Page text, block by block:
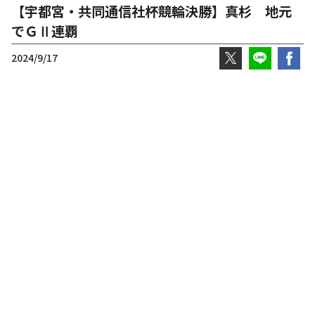
【宇都宮・共同通信社杯競輪決勝】真杉 地元
でＧⅡ連覇
2024/9/17